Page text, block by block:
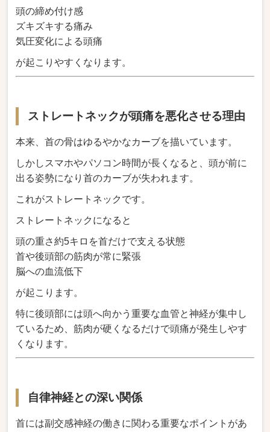
頭の締め付け感
ズキズキする痛み
気圧変化による頭痛
が起こりやすくなります。
ストレートネックが頭痛を悪化させる理由
本来、首の骨はゆるやかなカーブを描いています。
しかしスマホやパソコン時間が長くなると、頭が前に
出る姿勢になり首のカーブが失われます。
これがストレートネックです。
ストレートネックになると
頭の重さ約5キロを首だけで支える状態
首や後頭部の筋肉が常に緊張
脳への血流低下
が起こります。
特に後頭部には頭へ向かう重要な血管と神経が集中し
ているため、筋肉が硬くなるだけで頭痛が発生しやす
くなります。
自律神経との深い関係
首には副交感神経の働きに関わる重要なポイントがあ